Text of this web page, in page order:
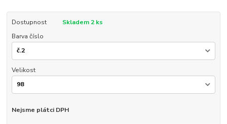
Dostupnost
Skladem 2 ks
Barva číslo
Velikost
Nejsme plátci DPH